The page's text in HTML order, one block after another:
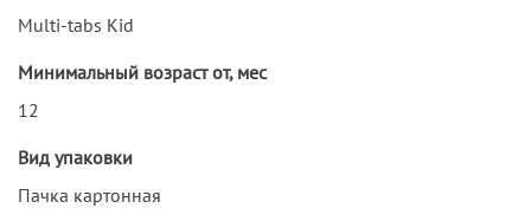
Multi-tabs Kid
Минимальный возраст от, мес
12
Вид упаковки
Пачка картонная